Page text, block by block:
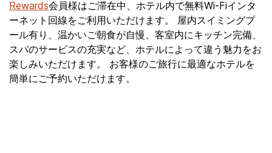
Rewards会員様はご滞在中、ホテル内で無料Wi-Fiインタ
ーネット回線をご利用いただけます。 屋内スイミングプ
ール有り、温かいご朝食が自慢、客室内にキッチン完備、
スパのサービスの充実など、ホテルによって違う魅力をお
楽しみいただけます。 お客様のご旅行に最適なホテルを
簡単にご予約いただけます。